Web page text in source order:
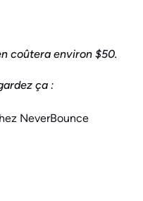
coûtera environ $50.
ça :
NeverBounce